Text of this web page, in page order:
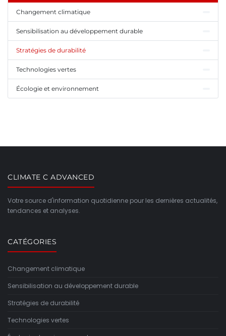
Changement climatique
Sensibilisation au développement durable
Stratégies de durabilité
Technologies vertes
Écologie et environnement
CLIMATE C ADVANCED
Votre source d'information quotidienne pour les dernières actualités,
tendances et analyses.
CATÉGORIES
Changement climatique
Sensibilisation au développement durable
Stratégies de durabilité
Technologies vertes